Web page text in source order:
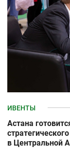
ИВЕНТЫ
Астана
в Центральной